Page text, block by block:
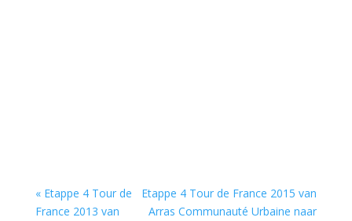
« Etappe 4 Tour de
France 2013 van
Etappe 4 Tour de France 2015 van
Arras Communauté Urbaine naar